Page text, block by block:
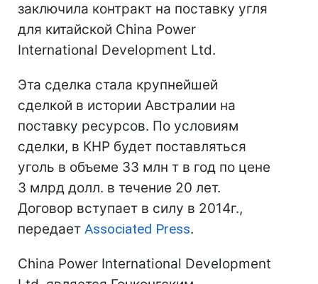
заключила контракт на поставку угля
для китайской China Power
International Development Ltd.
Эта сделка стала крупнейшей
сделкой в истории Австралии на
поставку ресурсов. По условиям
сделки, в КНР будет поставляться
уголь в объеме 33 млн т в год по цене
3 млрд долл. в течение 20 лет.
Договор вступает в силу в 2014г.,
передает Associated Press.
China Power International Development